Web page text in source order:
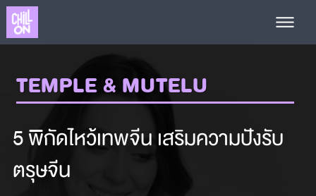
TEMPLE & MUTELU
5 พิกัดไหว้เทพจีน เสริมความปังรับ
ตรุษจีน